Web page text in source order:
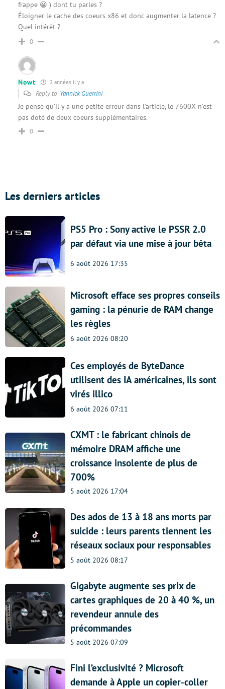
frappe 😀 ) dont tu parles ?
Éloigner le cache des coeurs x86 et donc augmenter la latence ?
Quel intérêt ?
0
Nowt 2 années il y a
Reply to Yannick Guerrini
Je pense qu’il y a une petite erreur dans l’article, le 7600X n’est
pas doté de deux coeurs supplémentaires.
0
Les derniers articles
PS5 Pro : Sony active le PSSR 2.0
par défaut via une mise à jour bêta
6 août 2026 17:35
Microsoft efface ses propres conseils
gaming : la pénurie de RAM change
les règles
6 août 2026 08:20
Ces employés de ByteDance
utilisent des IA américaines, ils sont
virés illico
6 août 2026 07:11
CXMT : le fabricant chinois de
mémoire DRAM affiche une
croissance insolente de plus de
700%
5 août 2026 17:04
Des ados de 13 à 18 ans morts par
suicide : leurs parents tiennent les
réseaux sociaux pour responsables
5 août 2026 08:17
Gigabyte augmente ses prix de
cartes graphiques de 20 à 40 %, un
revendeur annule des
précommandes
5 août 2026 07:09
Fini l’exclusivité ? Microsoft
demande à Apple un copier-coller